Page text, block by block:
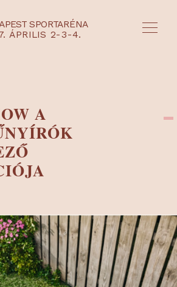
SPORTARÉNA
ÁPRILIS 2-3-4.
/ REGISZTRÁCIÓ
A